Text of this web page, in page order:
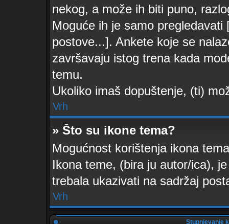
nekog, a može ih biti puno,
Moguće ih je samo
postove...]. Ankete koje se
završavaju istog trena kada
temu.
Ukoliko imaš dopuštenje, (ti)
Vrh
» Što su ikone tema?
Mogućnost korištenja ikona
Ikona teme, (bira ju autor/ica),
trebala ukazivati na sadržaj
Vrh
Stupnjevanje